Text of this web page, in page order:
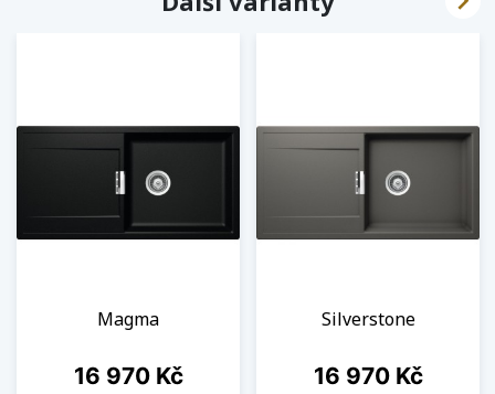
Magma
Cena
16 970 Kč
Silverstone
Cena
16 970 Kč